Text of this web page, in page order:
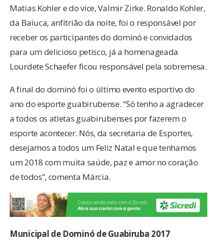
Matias Kohler e do vice, Valmir Zirke. Ronaldo Kohler,
da Baiuca, anfitrião da noite, foi o responsável por
receber os participantes do dominó e convidados
para um delicioso petisco, já a homenageada
Lourdete Schaefer ficou responsável pela sobremesa.
A final do dominó foi o último evento esportivo do
ano do esporte guabirubense. “Só tenho a agradecer
a todos os atletas guabirubenses por fazerem o
esporte acontecer. Nós, da secretaria de Esportes,
desejamos a todos um Feliz Natal e que tenhamos
um 2018 com muita saúde, paz e amor no coração
de todos”, comenta Márcia.
Municipal de Dominó de Guabiruba 2017